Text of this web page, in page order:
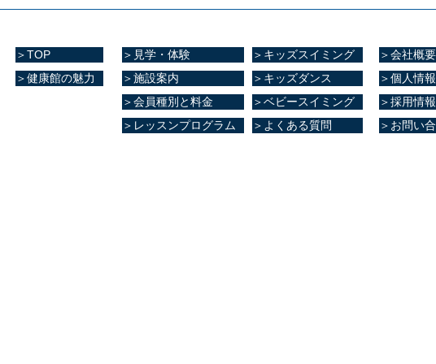
＞TOP
＞健康館の魅力
＞見学・体験
＞施設案内
＞会員種別と料金
＞レッスンプログラム
＞キッズスイミング
＞キッズダンス
＞ベビースイミング
＞よくある質問
＞会社概要
＞個人情
＞採用情報
＞お問い